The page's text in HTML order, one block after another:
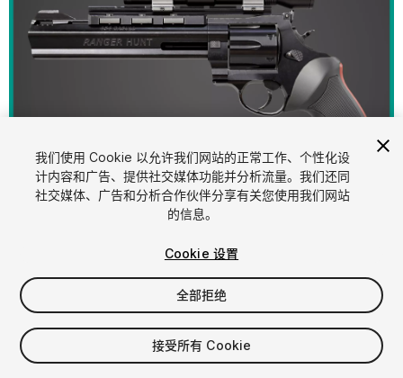
1/26
$24.40
增值税将在结算时计算
我们使用 Cookie 以允许我们网站的正常工作、个性化设
计内容和广告、提供社交媒体功能并分析流量。我们还同
社交媒体、广告和分析合作伙伴分享有关您使用我们网站
的信息。
Cookie 设置
全部拒绝
接受所有 Cookie